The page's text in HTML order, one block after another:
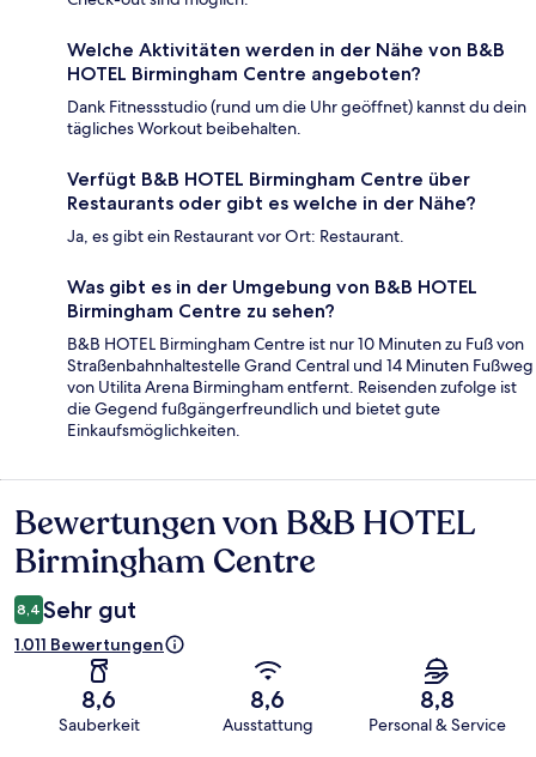
Welche Aktivitäten werden in der Nähe von B&B
HOTEL Birmingham Centre angeboten?
Dank Fitnessstudio (rund um die Uhr geöffnet) kannst du dein
tägliches Workout beibehalten.
Verfügt B&B HOTEL Birmingham Centre über
Restaurants oder gibt es welche in der Nähe?
Ja, es gibt ein Restaurant vor Ort: Restaurant.
Was gibt es in der Umgebung von B&B HOTEL
Birmingham Centre zu sehen?
B&B HOTEL Birmingham Centre ist nur 10 Minuten zu Fuß von
Straßenbahnhaltestelle Grand Central und 14 Minuten Fußweg
von Utilita Arena Birmingham entfernt. Reisenden zufolge ist
die Gegend fußgängerfreundlich und bietet gute
Einkaufsmöglichkeiten.
Bewertungen
Bewertungen von B&B HOTEL
Birmingham Centre
8,4 Sehr gut
1.011 Bewertungen
8,6
Sauberkeit
8,6
Ausstattung
8,8
Personal & Service